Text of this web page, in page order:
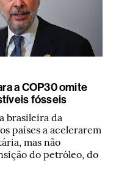
a COP30 omite
fósseis
brasileira da
países a acelerarem
mas não
do petróleo, do